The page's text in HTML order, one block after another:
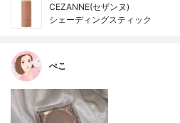
CEZANNE(セザンヌ)
シェーディングスティック
ぺこ